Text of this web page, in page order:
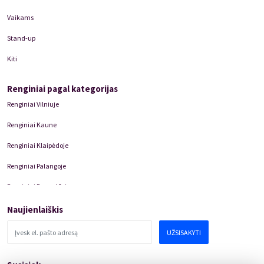
Vaikams
Stand-up
Kiti
Renginiai pagal kategorijas
Renginiai Vilniuje
Renginiai Kaune
Renginiai Klaipėdoje
Renginiai Palangoje
Renginiai Panevėžyje
Domino Teatro Spektakliai
Naujienlaiškis
UŽSISAKYTI